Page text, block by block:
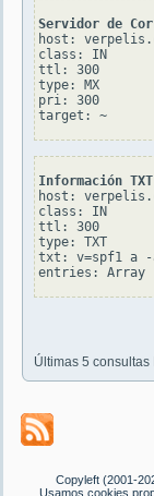
Servidor de
host:
class: IN
ttl: 300
type: MX
pri: 300
Información TXT
host:
class: IN
ttl: 300
type: TXT
txt: v=spf1 a
Últimas 5 consultas
Copyleft (2001-
Usamos cookies